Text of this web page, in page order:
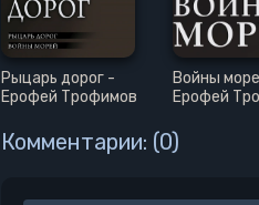
Рыцарь дорог -
Ерофей Трофимов
Войны
Ерофей
Комментарии: (0)